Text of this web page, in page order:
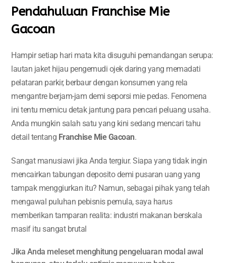
Pendahuluan Franchise Mie
Gacoan
Hampir setiap hari mata kita disuguhi pemandangan serupa:
lautan jaket hijau pengemudi ojek daring yang memadati
pelataran parkir, berbaur dengan konsumen yang rela
mengantre berjam-jam demi seporsi mie pedas. Fenomena
ini tentu memicu detak jantung para pencari peluang usaha.
Anda mungkin salah satu yang kini sedang mencari tahu
detail tentang Franchise Mie Gacoan.
Sangat manusiawi jika Anda tergiur. Siapa yang tidak ingin
mencairkan tabungan deposito demi pusaran uang yang
tampak menggiurkan itu? Namun, sebagai pihak yang telah
mengawal puluhan pebisnis pemula, saya harus
memberikan tamparan realita: industri makanan berskala
masif itu sangat brutal
Jika Anda meleset menghitung pengeluaran modal awal